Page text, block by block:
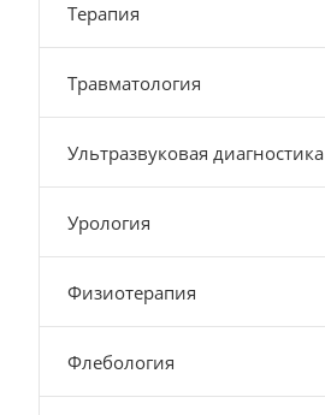
Терапия
Травматология
Ультразвуковая диагностика
Урология
Физиотерапия
Флебология